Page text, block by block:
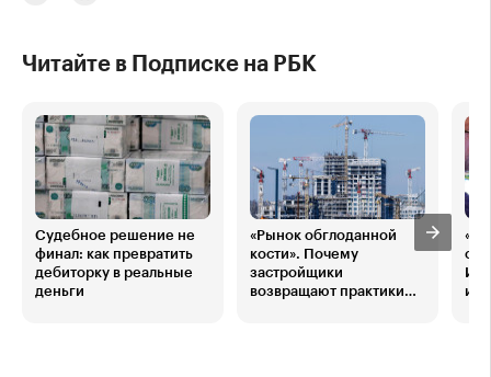
Читайте в Подписке на РБК
Судебное решение не
финал: как превратить
дебиторку в реальные
деньги
«Рынок обглоданной
кости». Почему
застройщики
возвращают практики